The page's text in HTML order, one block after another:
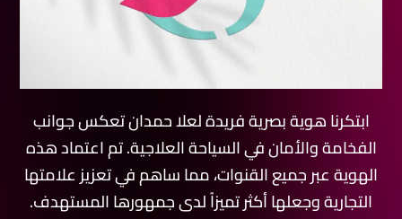
ابتكرنا هوية بصرية فريدة لعلا حمدان تعكس جوانب
الفخامة والأمان في السياحة العلاجية. تم اعتماد هذه
الهوية عبر جميع القنوات، مما ساهم في تعزيز علامتها
التجارية وجعلها أكثر تميزاً لدى جمهورها المستهدف.